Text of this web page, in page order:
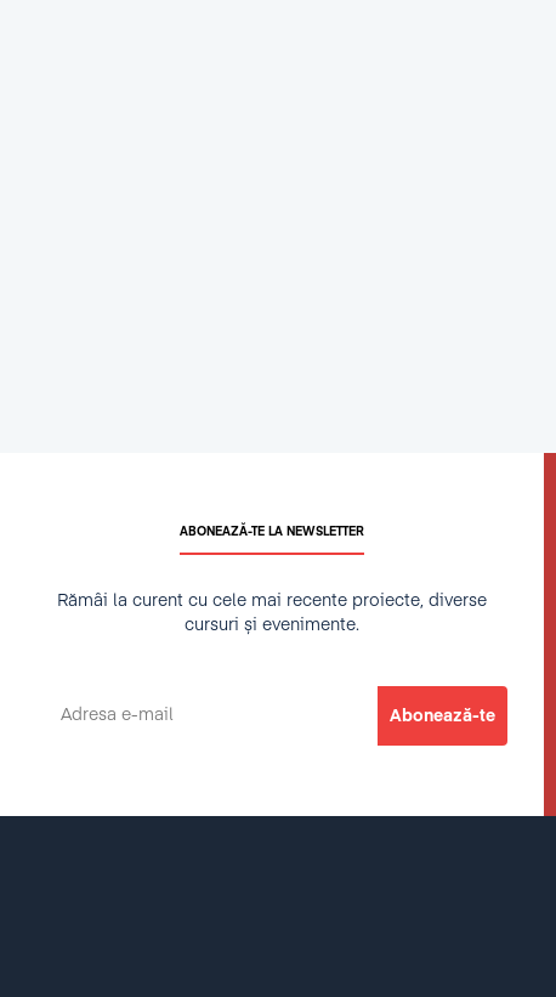
ABONEAZĂ-TE LA NEWSLETTER
Rămâi la curent cu cele mai recente proiecte, diverse
cursuri și evenimente.